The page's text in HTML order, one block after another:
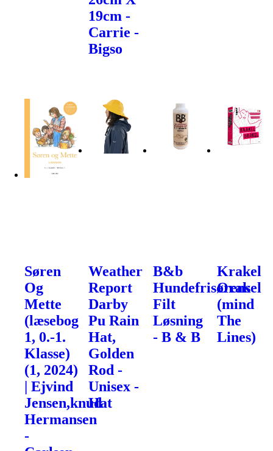
19cm -
Carrie -
Bigso
Søren
Og
Mette
(læsebog
1, 0.-1.
Klasse)
(1, 2024)
| Ejvind
Jensen,knud
Hermansen
-
Weather
Report
Darby
Pu Rain
Hat,
Golden
Rod -
Unisex -
Hat
B&b
Hundefrisørens
Filt
Løsning
- B & B
Krakel
Orakel
(mind
The
Lines)